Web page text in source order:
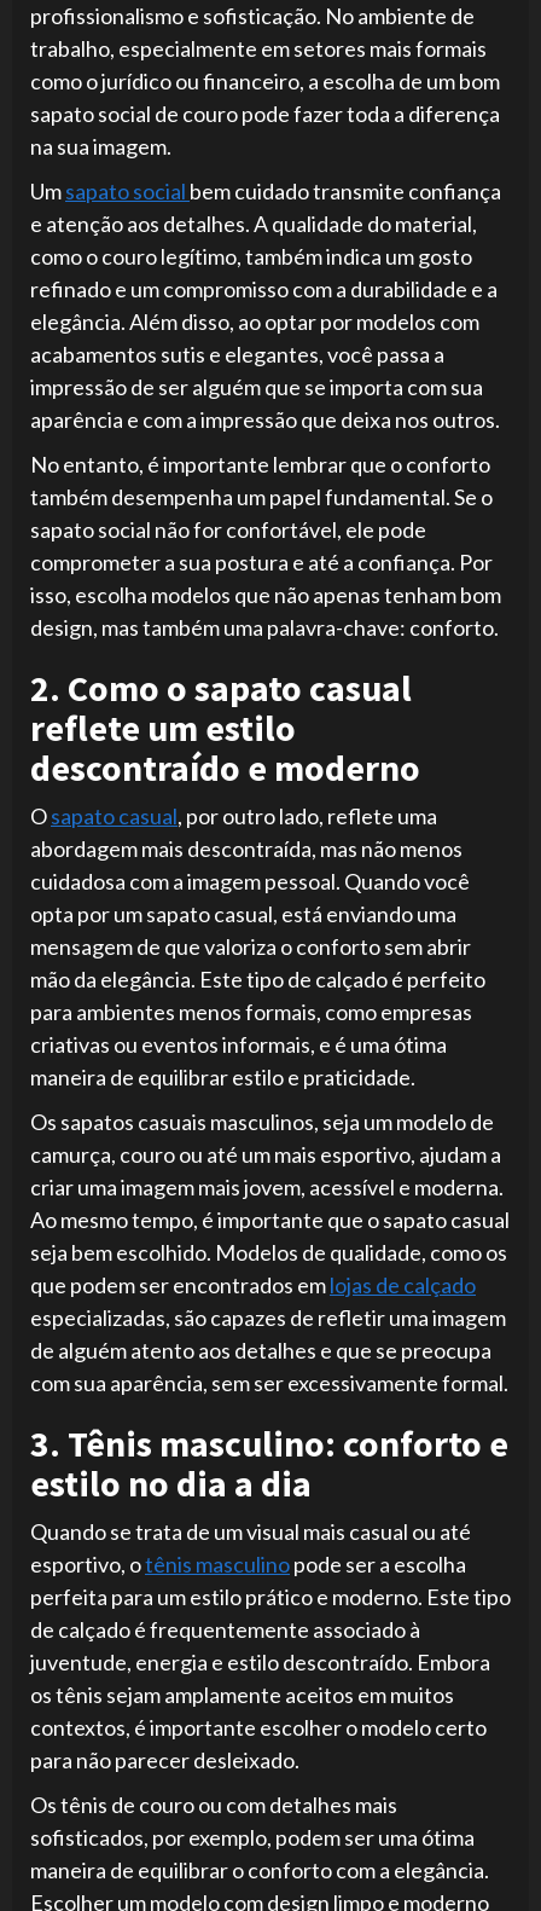
profissionalismo e sofisticação. No ambiente de
trabalho, especialmente em setores mais formais
como o jurídico ou financeiro, a escolha de um bom
sapato social de couro pode fazer toda a diferença
na sua imagem.
Umsapato social bem cuidado transmite confiança
e atenção aos detalhes. A qualidade do material,
como o couro legítimo, também indica um gosto
refinado e um compromisso com a durabilidade e a
elegância. Além disso, ao optar por modelos com
acabamentos sutis e elegantes, você passa a
impressão de ser alguém que se importa com sua
aparência e com a impressão que deixa nos outros.
No entanto, é importante lembrar que o conforto
também desempenha um papel fundamental. Se o
sapato social não for confortável, ele pode
comprometer a sua postura e até a confiança. Por
isso, escolha modelos que não apenas tenham bom
design, mas também uma palavra-chave: conforto.
2. Como o sapato casual
reflete um estilo
descontraído e moderno
Osapato casual, por outro lado, reflete uma
abordagem mais descontraída, mas não menos
cuidadosa com a imagem pessoal. Quando você
opta por um sapato casual, está enviando uma
mensagem de que valoriza o conforto sem abrir
mão da elegância. Este tipo de calçado é perfeito
para ambientes menos formais, como empresas
criativas ou eventos informais, e é uma ótima
maneira de equilibrar estilo e praticidade.
Os sapatos casuais masculinos, seja um modelo de
camurça, couro ou até um mais esportivo, ajudam a
criar uma imagem mais jovem, acessível e moderna.
Ao mesmo tempo, é importante que o sapato casual
seja bem escolhido. Modelos de qualidade, como os
que podem ser encontrados emlojas de calçado
especializadas, são capazes de refletir uma imagem
de alguém atento aos detalhes e que se preocupa
com sua aparência, sem ser excessivamente formal.
3. Tênis masculino: conforto e
estilo no dia a dia
Quando se trata de um visual mais casual ou até
esportivo, otênis masculinopode ser a escolha
perfeita para um estilo prático e moderno. Este tipo
de calçado é frequentemente associado à
juventude, energia e estilo descontraído. Embora
os tênis sejam amplamente aceitos em muitos
contextos, é importante escolher o modelo certo
para não parecer desleixado.
Os tênis de couro ou com detalhes mais
sofisticados, por exemplo, podem ser uma ótima
maneira de equilibrar o conforto com a elegância.
Escolher um modelo com design limpo e moderno